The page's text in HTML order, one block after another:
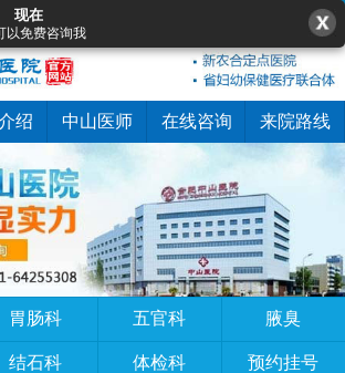
绍 中山医师 在线咨询 来院路线
胃肠科 五官科 腋臭
结石科 体检科 预约挂号
现在
以免费咨询我